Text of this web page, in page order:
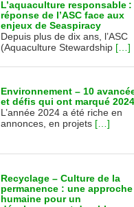
L’aquaculture responsable :
réponse de l’ASC face aux
enjeux de Seaspiracy
Depuis plus de dix ans, l’ASC
(Aquaculture Stewardship […]
Environnement – 10
et défis qui ont marqué 2024
L’année 2024 a été riche en
annonces, en projets […]
Recyclage – Culture de la
permanence : une approche
humaine pour un